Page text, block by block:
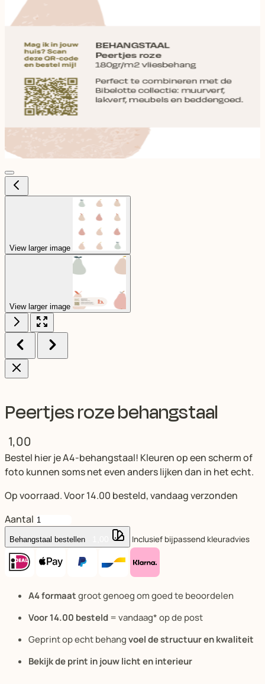
View larger image
View larger image
Peertjes roze behangstaal
1,00
Bestel hier je A4-behangstaal! Kleuren op een scherm of
foto kunnen soms net even anders lijken dan in het echt.
Op voorraad. Voor 14.00 besteld, vandaag verzonden
Aantal
Behangstaal bestellen Inclusief bijpassend kleuradvies
A4 formaatgroot genoeg om goed te beoordelen
Voor 14.00 besteld= vandaag* op de post
Geprint op echt behangvoel de structuur en kwaliteit
Bekijk de print in jouw licht en interieur